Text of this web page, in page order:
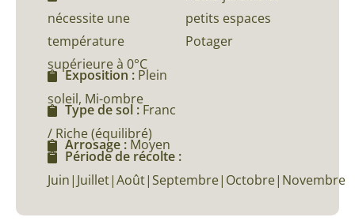
nécessite une
température
supérieure à 0°C
Exposition : Plein
soleil, Mi-ombre
Type de sol : Franc
/ Riche (équilibré)
Arrosage : Moyen
Période de récolte :
Juin|Juillet|Août|Septembre|Octobre|Novembre
petits espaces
Potager